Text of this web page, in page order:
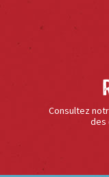
Consultez
des